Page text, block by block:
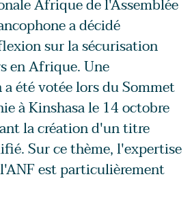
Afrique de l'Assemblée
a décidé
sur la sécurisation
en Afrique. Une
été votée lors du Sommet
à Kinshasa le 14 octobre
la création d'un titre
Sur ce thème, l'expertise
est particulièrement